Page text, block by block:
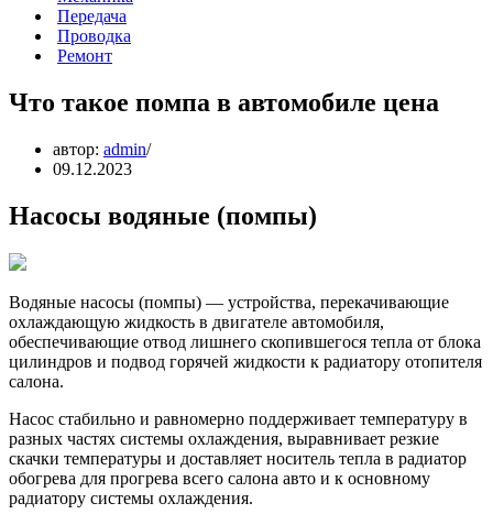
Передача
Проводка
Ремонт
Что такое помпа в автомобиле цена
автор: admin
09.12.2023
Насосы водяные (помпы)
Водяные насосы (помпы) — устройства, перекачивающие
охлаждающую жидкость в двигателе автомобиля,
обеспечивающие отвод лишнего скопившегося тепла от блока
цилиндров и подвод горячей жидкости к радиатору отопителя
салона.
Насос стабильно и равномерно поддерживает температуру в
разных частях системы охлаждения, выравнивает резкие
скачки температуры и доставляет носитель тепла в радиатор
обогрева для прогрева всего салона авто и к основному
радиатору системы охлаждения.